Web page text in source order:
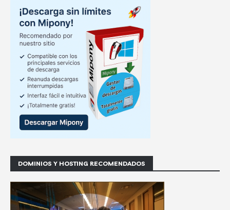
DOMINIOS Y HOSTING RECOMENDADOS